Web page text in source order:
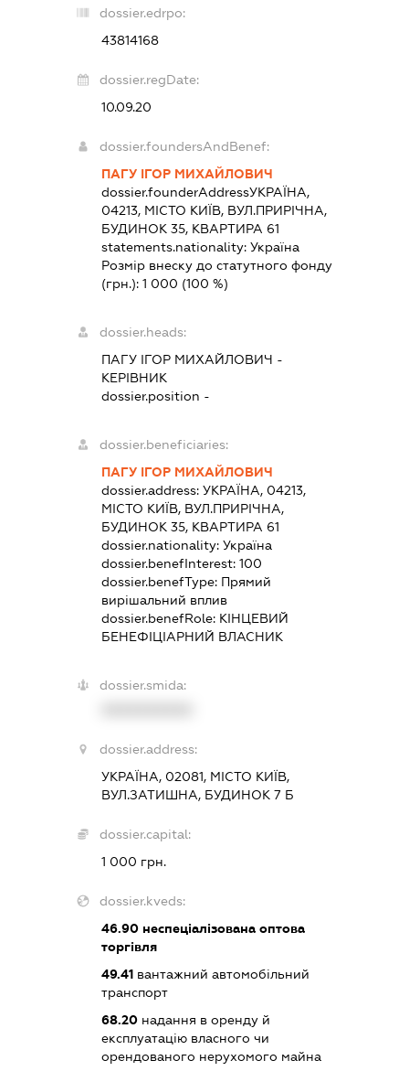
dossier.edrpo:
43814168
dossier.regDate:
10.09.20
dossier.foundersAndBenef:
ПАГУ ІГОР МИХАЙЛОВИЧ
dossier.founderAddressУКРАЇНА,
04213, МІСТО КИЇВ, ВУЛ.ПРИРІЧНА,
БУДИНОК 35, КВАРТИРА 61
statements.nationality: Україна
Розмір внеску до статутного фонду
(грн.): 1 000 (100 %)
dossier.heads:
ПАГУ ІГОР МИХАЙЛОВИЧ -
КЕРІВНИК
dossier.position -
dossier.beneficiaries:
ПАГУ ІГОР МИХАЙЛОВИЧ
dossier.address: УКРАЇНА, 04213,
МІСТО КИЇВ, ВУЛ.ПРИРІЧНА,
БУДИНОК 35, КВАРТИРА 61
dossier.nationality: Україна
dossier.benefInterest: 100
dossier.benefType: Прямий
вирішальний вплив
dossier.benefRole: КІНЦЕВИЙ
БЕНЕФІЦІАРНИЙ ВЛАСНИК
dossier.smida:
dossier.address:
УКРАЇНА, 02081, МІСТО КИЇВ,
ВУЛ.ЗАТИШНА, БУДИНОК 7 Б
dossier.capital:
1 000 грн.
dossier.kveds:
46.90неспеціалізована оптова
торгівля
49.41вантажний автомобільний
транспорт
68.20надання в оренду й
експлуатацію власного чи
орендованого нерухомого майна